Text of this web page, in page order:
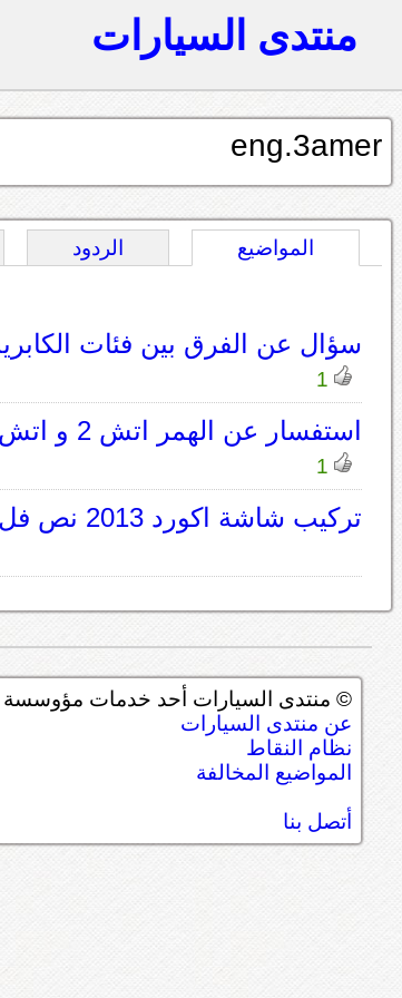
منتدى السيارات
eng.3amer
المواضيع الردود
سؤال عن الفرق بين فئات
1
استفسار عن الهمر اتش 2 و اتش 3
1
تركيب شاشة اكورد 2013 نص فل
© منتدى السيارات أحد خدمات مؤوسسة
عن منتدى السيارات
نظام النقاط
المواضيع المخالفة
أتصل بنا